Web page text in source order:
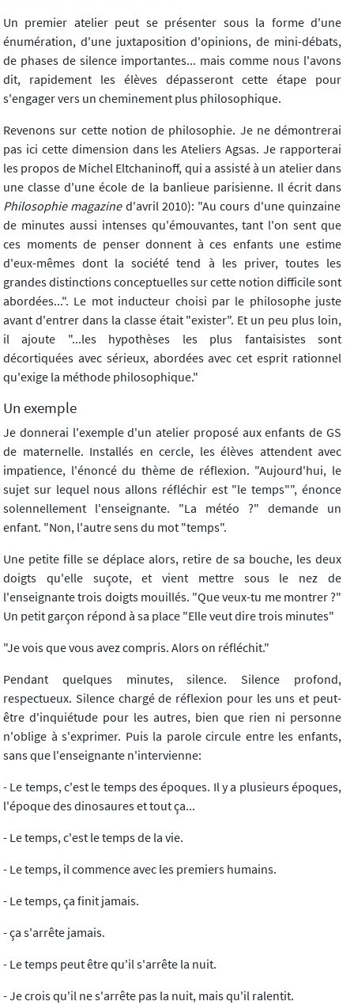
Un premier atelier peut se présenter sous la forme d'une
énumération, d'une juxtaposition d'opinions, de mini-débats,
de phases de silence importantes... mais comme nous l'avons
dit, rapidement les élèves dépasseront cette étape pour
s'engager vers un cheminement plus philosophique.
Revenons sur cette notion de philosophie. Je ne démontrerai
pas ici cette dimension dans les Ateliers Agsas. Je rapporterai
les propos de Michel Eltchaninoff, qui a assisté à un atelier dans
une classe d'une école de la banlieue parisienne. Il écrit dans
Philosophie magazined'avril 2010): "Au cours d'une quinzaine
de minutes aussi intenses qu'émouvantes, tant l'on sent que
ces moments de penser donnent à ces enfants une estime
d'eux-mêmes dont la société tend à les priver, toutes les
grandes distinctions conceptuelles sur cette notion difficile sont
abordées...". Le mot inducteur choisi par le philosophe juste
avant d'entrer dans la classe était "exister". Et un peu plus loin,
il ajoute "...les hypothèses les plus fantaisistes sont
décortiquées avec sérieux, abordées avec cet esprit rationnel
qu'exige la méthode philosophique."
Un exemple
Je donnerai l'exemple d'un atelier proposé aux enfants de GS
de maternelle. Installés en cercle, les élèves attendent avec
impatience, l'énoncé du thème de réflexion. "Aujourd'hui, le
sujet sur lequel nous allons réfléchir est "le temps"", énonce
solennellement l'enseignante. "La météo ?" demande un
enfant. "Non, l'autre sens du mot "temps".
Une petite fille se déplace alors, retire de sa bouche, les deux
doigts qu'elle suçote, et vient mettre sous le nez de
l'enseignante trois doigts mouillés. "Que veux-tu me montrer ?"
Un petit garçon répond à sa place "Elle veut dire trois minutes"
"Je vois que vous avez compris. Alors on réfléchit."
Pendant quelques minutes, silence. Silence profond,
respectueux. Silence chargé de réflexion pour les uns et peut-
être d'inquiétude pour les autres, bien que rien ni personne
n'oblige à s'exprimer. Puis la parole circule entre les enfants,
sans que l'enseignante n'intervienne:
- Le temps, c'est le temps des époques. Il y a plusieurs époques,
l'époque des dinosaures et tout ça...
- Le temps, c'est le temps de la vie.
- Le temps, il commence avec les premiers humains.
- Le temps, ça finit jamais.
- ça s'arrête jamais.
- Le temps peut être qu'il s'arrête la nuit.
- Je crois qu'il ne s'arrête pas la nuit, mais qu'il ralentit.